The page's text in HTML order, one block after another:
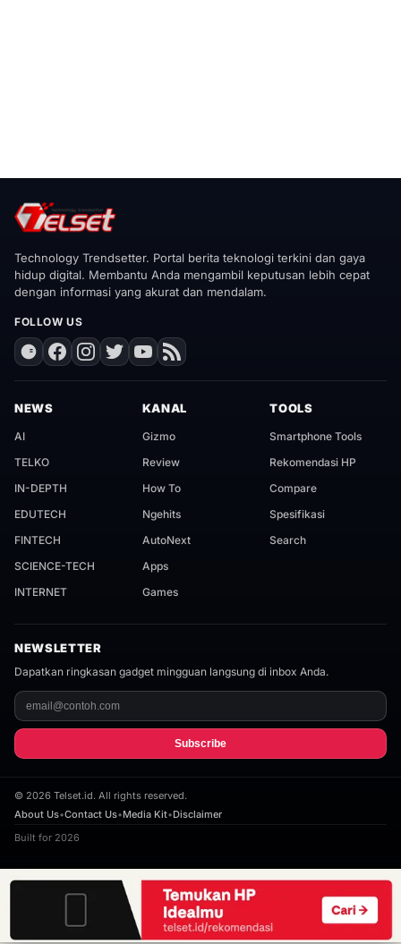
Technology Trendsetter. Portal berita teknologi terkini dan gaya
hidup digital. Membantu Anda mengambil keputusan lebih cepat
dengan informasi yang akurat dan mendalam.
FOLLOW US
NEWS
AI
TELKO
IN-DEPTH
EDUTECH
FINTECH
SCIENCE-TECH
INTERNET
KANAL
Gizmo
Review
How To
Ngehits
AutoNext
Apps
Games
TOOLS
Smartphone Tools
Rekomendasi HP
Compare
Spesifikasi
Search
NEWSLETTER
Dapatkan ringkasan gadget mingguan langsung di inbox Anda.
Subscribe
© 2026 Telset.id. All rights reserved.
About Us•Contact Us•Media Kit•Disclaimer
Built for 2026